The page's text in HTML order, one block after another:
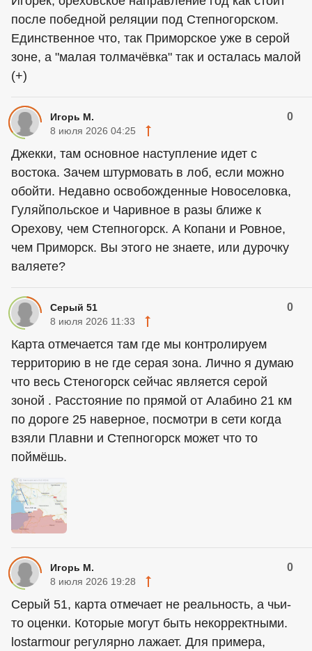
после победной реляции под Степногорском.
Единственное что, так Приморское уже в серой
зоне, а "малая толмачёвка" так и осталась малой
(+)
Игорь М. 0
8 июля 2026 04:25
Джекки, там основное наступление идет с
востока. Зачем штурмовать в лоб, если можно
обойти. Недавно освобожденные Новоселовка,
Гуляйпольское и Чаривное в разы ближе к
Орехову, чем Степногорск. А Копани и Ровное,
чем Приморск. Вы этого не знаете, или дурочку
валяете?
Серый 51 0
8 июля 2026 11:33
Карта отмечается там где мы контролируем
территорию в не где серая зона. Лично я думаю
что весь Стеногорск сейчас является серой
зоной . Расстояние по прямой от Алабино 21 км
по дороге 25 наверное, посмотри в сети когда
взяли Плавни и Степногорск может что то
поймёшь.
Игорь М. 0
8 июля 2026 19:28
Серый 51, карта отмечает не реальность, а чьи-
то оценки. Которые могут быть некорректными.
lostarmour регулярно лажает. Для примера,